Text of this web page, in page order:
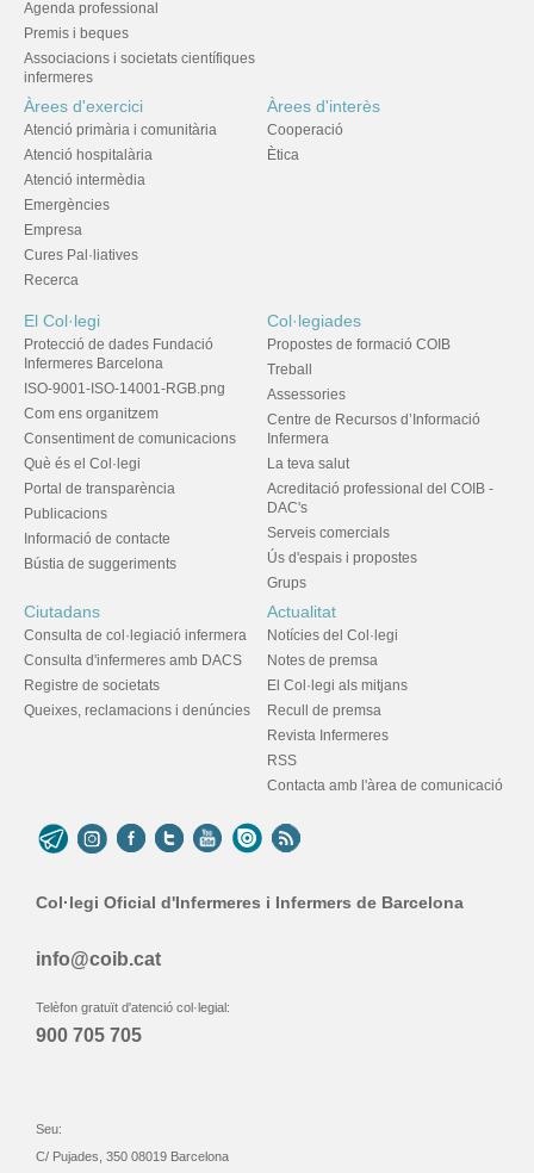
Agenda professional
Premis i beques
Associacions i societats científiques
infermeres
Àrees d'exercici
Atenció primària i comunitària
Atenció hospitalària
Atenció intermèdia
Emergències
Empresa
Cures Pal·liatives
Recerca
Àrees d'interès
Cooperació
Ètica
El Col·legi
Protecció de dades Fundació
Infermeres Barcelona
ISO-9001-ISO-14001-RGB.png
Com ens organitzem
Consentiment de comunicacions
Què és el Col·legi
Portal de transparència
Publicacions
Informació de contacte
Bústia de suggeriments
Col·legiades
Propostes de formació COIB
Treball
Assessories
Centre de Recursos d’Informació
Infermera
La teva salut
Acreditació professional del COIB -
DAC's
Serveis comercials
Ús d'espais i propostes
Grups
Ciutadans
Consulta de col·legiació infermera
Consulta d'infermeres amb DACS
Registre de societats
Queixes, reclamacions i denúncies
Actualitat
Notícies del Col·legi
Notes de premsa
El Col·legi als mitjans
Recull de premsa
Revista Infermeres
RSS
Contacta amb l'àrea de comunicació
Col·legi Oficial d'Infermeres i Infermers de Barcelona
info@coib.cat
Telèfon gratuït d'atenció col·legial:
900 705 705
Seu:
C/ Pujades, 350 08019 Barcelona